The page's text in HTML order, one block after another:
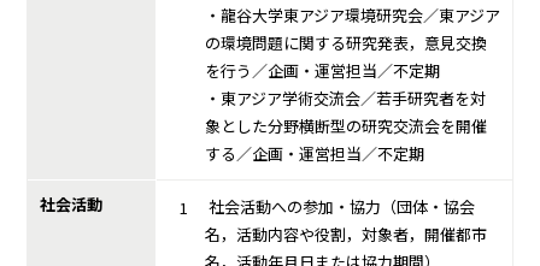
・龍谷大学東アジア環境研究会／東アジア
の環境問題に関する研究発表，意見交換
を行う／企画・運営担当／不定期
・東アジア学術交流会／若手研究者を対
象とした分野横断型の研究交流会を開催
する／企画・運営担当／不定期
社会活動
社会活動への参加・協力（団体・協会
名，活動内容や役割，対象者，開催都市